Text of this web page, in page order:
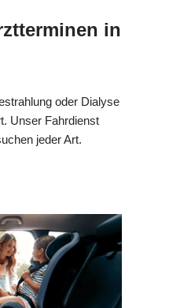
in
oder Dialyse
Unser Fahrdienst
jeder Art.